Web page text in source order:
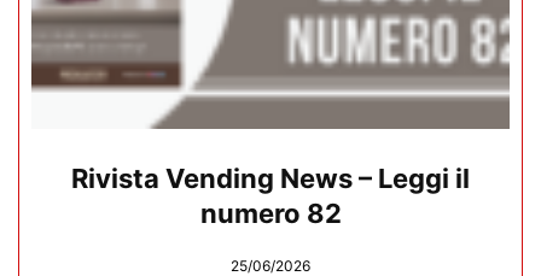
Rivista Vending News – Leggi il
numero 82
25/06/2026